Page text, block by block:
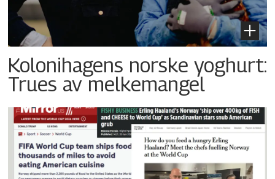
Kolonihagens norske yoghurt:
Trues av melkemangel